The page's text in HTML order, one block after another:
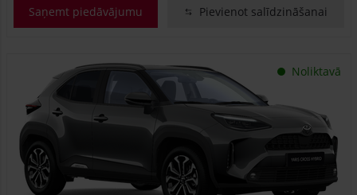
Saņemt piedāvājumu Pievienot salīdzināšanai
Noliktavā